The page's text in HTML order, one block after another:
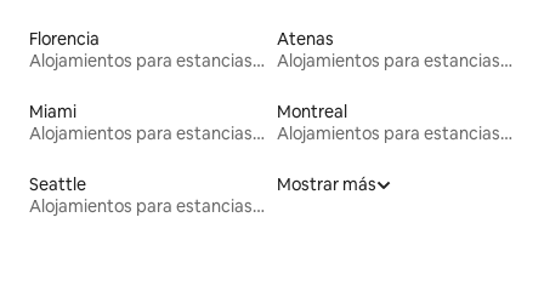
Florencia
Alojamientos para estancias largas
Atenas
Alojamientos para estancias largas
Miami
Alojamientos para estancias largas
Montreal
Alojamientos para estancias largas
Seattle
Alojamientos para estancias largas
Mostrar más